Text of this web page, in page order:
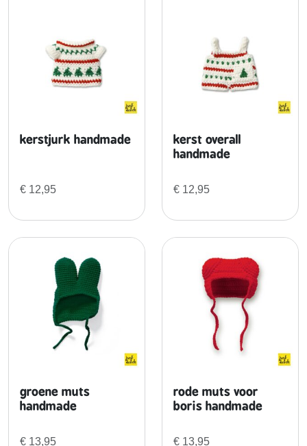
kerstjurk handmade
€ 12,95
kerst overall
handmade
€ 12,95
groene muts
handmade
€ 13,95
rode muts voor
boris handmade
€ 13,95